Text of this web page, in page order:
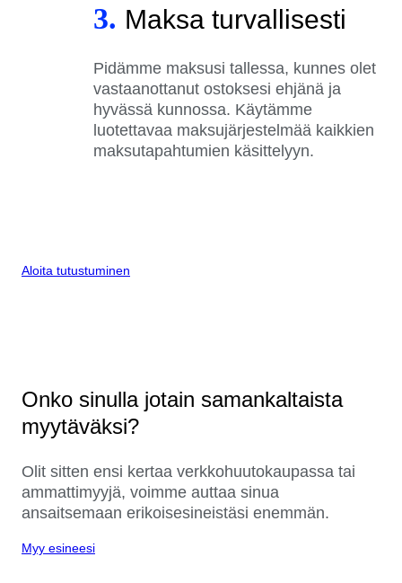
3. Maksa turvallisesti
Pidämme maksusi tallessa, kunnes olet
vastaanottanut ostoksesi ehjänä ja
hyvässä kunnossa. Käytämme
luotettavaa maksujärjestelmää kaikkien
maksutapahtumien käsittelyyn.
Aloita tutustuminen
Onko sinulla jotain samankaltaista
myytäväksi?
Olit sitten ensi kertaa verkkohuutokaupassa tai
ammattimyyjä, voimme auttaa sinua
ansaitsemaan erikoisesineistäsi enemmän.
Myy esineesi